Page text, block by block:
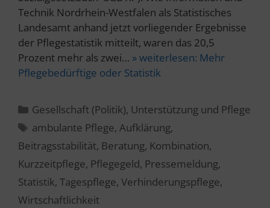
Technik Nordrhein-Westfalen als Statistisches
Landesamt anhand jetzt vorliegender Ergebnisse
der Pflegestatistik mitteilt, waren das 20,5
Prozent mehr als zwei… » weiterlesen: Mehr
Pflegebedürftige oder Statistik
Kategorien
Gesellschaft (Politik), Unterstützung und Pflege
Schlagwörter
ambulante Pflege,Aufklärung,
Beitragsstabilität, Beratung, Kombination,
Kurzzeitpflege, Pflegegeld, Pressemeldung,
Statistik, Tagespflege, Verhinderungspflege,
Wirtschaftlichkeit